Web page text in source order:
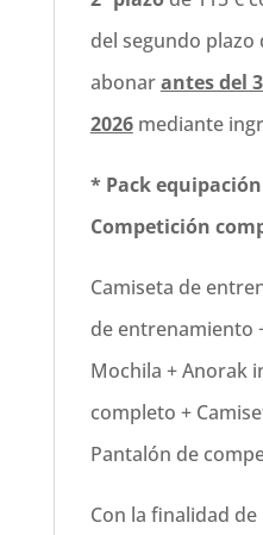
del segundo plazo
abonarantes del
2026mediante
* Pack equipación
Competición
Camiseta de
de entrenamiento
Mochila + Anorak
completo +
Pantalón de
Con la finalidad